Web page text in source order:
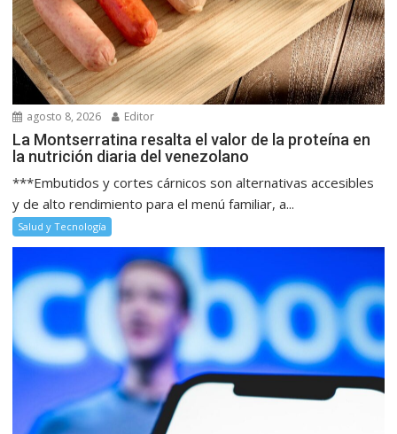
agosto 8, 2026 Editor
La Montserratina resalta el valor de la proteína en
la nutrición diaria del venezolano
***Embutidos y cortes cárnicos son alternativas accesibles
y de alto rendimiento para el menú familiar, a...
Salud y Tecnología